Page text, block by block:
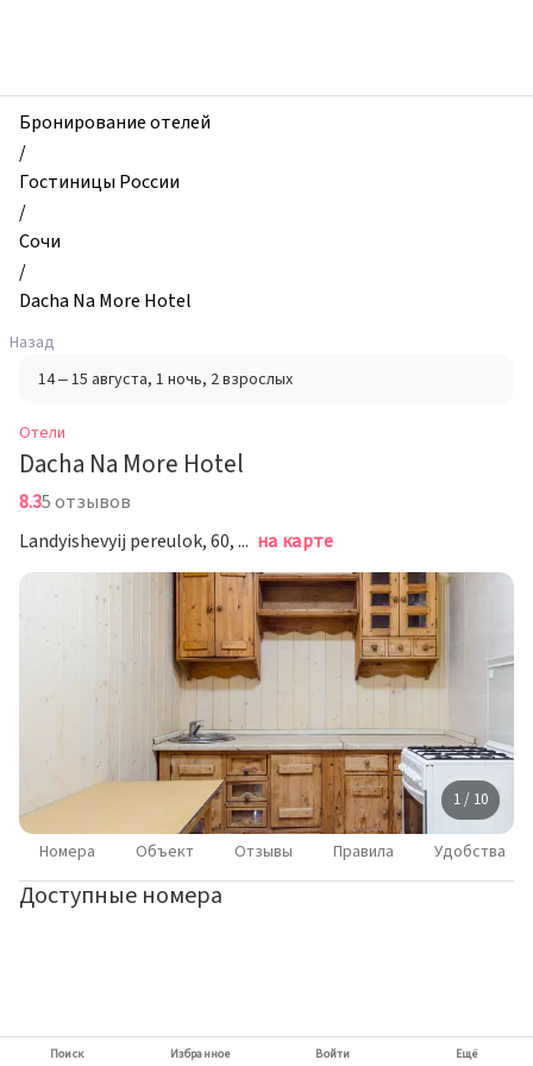
Dacha
Na
More
Hotel,
Сочи,
Россия
Бронирование отелей
/
Гостиницы России
/
Сочи
/
Dacha Na More Hotel
Назад
14 – 15 августа, 1 ночь, 2 взрослых
Отели
Dacha Na More Hotel
8.35 отзывов
Landyishevyij pereulok, 60, Sochi, Сочи на карте
1 / 10
Номера Объект Отзывы Правила Удобства
Доступные номера
Поиск Избранное Войти Ещё